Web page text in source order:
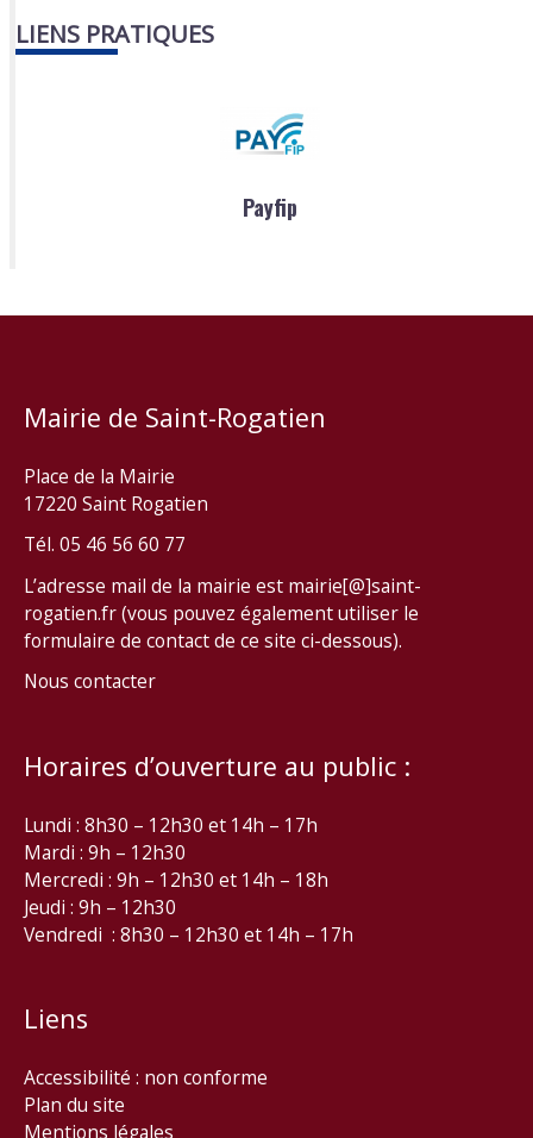
LIENS PRATIQUES
Payfip
Mairie de Saint-Rogatien
Place de la Mairie
17220 Saint Rogatien
Tél. 05 46 56 60 77
L’adresse mail de la mairie est mairie[@]saint-
rogatien.fr (vous pouvez également utiliser le
formulaire de contact de ce site ci-dessous).
Nous contacter
Horaires d’ouverture au public :
Lundi : 8h30 – 12h30 et 14h – 17h
Mardi : 9h – 12h30
Mercredi : 9h – 12h30 et 14h – 18h
Jeudi : 9h – 12h30
Vendredi : 8h30 – 12h30 et 14h – 17h
Liens
Accessibilité : non conforme
Plan du site
Mentions légales